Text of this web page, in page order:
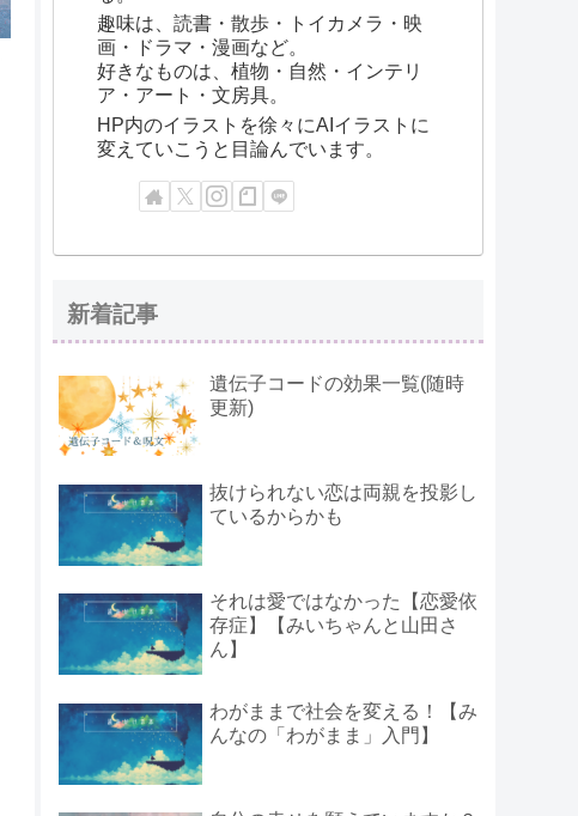
趣味は、読書・散歩・トイカメラ・映
画・ドラマ・漫画など。
好きなものは、植物・自然・インテリ
ア・アート・文房具。
HP内のイラストを徐々にAIイラストに
変えていこうと目論んでいます。
新着記事
遺伝子コードの効果一覧(随時
更新)
抜けられない恋は両親を投影し
ているからかも
それは愛ではなかった【恋愛依
存症】【みいちゃんと山田さ
ん】
わがままで社会を変える！【み
んなの「わがまま」入門】